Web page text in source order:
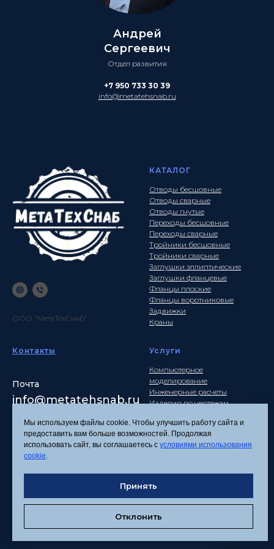
Андрей
Сергеевич
Отдел развития
+7 950 733 30 39
info@metatehsnab.ru
ООО "МетаТехСнаб"
КАТАЛОГ
Отводы бесшовные
Отводы сварные
Отводы гнутые
Переходы бесшовные
Переходы сварные
Тройники бесшовные
Тройники сварные
Заглушки эллиптические
Заглушки фланцевые
Фланцы плоские
Фланцы воротниковые
Задвижки
Краны
Контакты
Почта
info@metatehsnab.ru
Услуги
Компьютерное
моделирование
Инженерные расчеты
Изделия по чертежам
Политика
Согласие на обработку
персональных данных
Соглашение об
Мы используем файлы cookie. Чтобы улучшить работу сайта и
предоставить вам больше возможностей. Продолжая
использовать сайт, вы соглашаетесь с условиями использования
cookie.
Принять
Отклонить